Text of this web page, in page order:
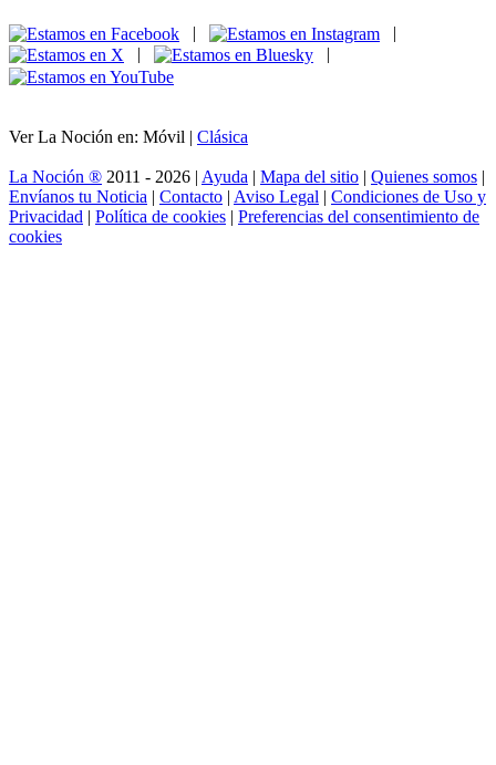
|
|
|
|
Ver La Noción en: Móvil | Clásica
La Noción ® 2011 - 2026 | Ayuda | Mapa del sitio | Quienes somos |
Envíanos tu Noticia | Contacto | Aviso Legal | Condiciones de Uso y
Privacidad | Política de cookies | Preferencias del consentimiento de
cookies